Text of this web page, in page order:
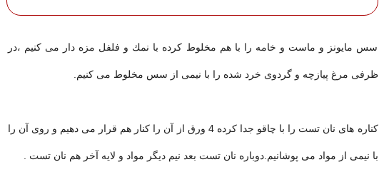
سس مایونز و ماست و خامه را با هم مخلوط كرده با نمك و فلفل مزه دار می كنیم ،در
ظرفی مرغ پیازچه و گردوی خرد شده را با نیمی از سس مخلوط می كنیم.
كناره های نان تست را با چاقو جدا كرده 4 ورق از آن را كنار هم قرار می دهیم و روی آن را
با نیمی از مواد می پوشانیم.دوباره نان تست بعد نیم دیگر مواد و لایه آخر هم نان تست .